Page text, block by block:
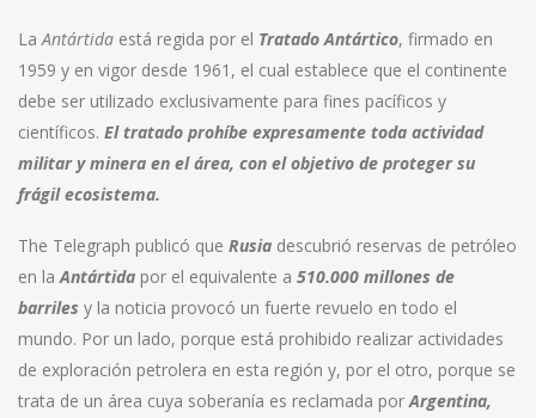
La Antártida está regida por el Tratado Antártico, firmado en
1959 y en vigor desde 1961, el cual establece que el continente
debe ser utilizado exclusivamente para fines pacíficos y
científicos. El tratado prohíbe expresamente toda actividad
militar y minera en el área, con el objetivo de proteger su
frágil ecosistema.
The Telegraph publicó que Rusia descubrió reservas de petróleo
en la Antártida por el equivalente a 510.000 millones de
barriles y la noticia provocó un fuerte revuelo en todo el
mundo. Por un lado, porque está prohibido realizar actividades
de exploración petrolera en esta región y, por el otro, porque se
trata de un área cuya soberanía es reclamada por Argentina,